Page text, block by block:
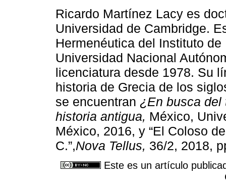
Ricardo Martínez Lacy es
Universidad de Cambridge.
Hermenéutica del Instituto
Universidad Nacional
licenciatura desde 1978. Su
historia de Grecia de los
se encuentran ¿En busca del
historia antigua, México,
México, 2016, y “El Coloso
C.”,Nova Tellus, 36/2, 2018,
Este es un artículo